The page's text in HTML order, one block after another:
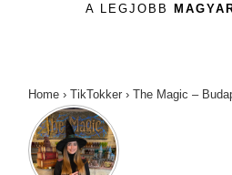
A LEGJOBB
Home › TikTokker › The Magic –